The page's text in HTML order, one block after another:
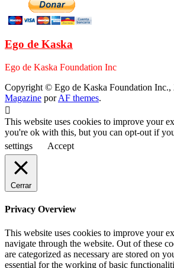
Ego de Kaska
Ego de Kaska Foundation Inc
Copyright © Ego de Kaska Foundation Inc.,
Magazine porAF themes.
This website uses cookies to improve your
you're ok with this, but you can opt-out if
settings
Accept
Cerrar
Privacy Overview
This website uses cookies to improve your
navigate through the website. Out of these
are categorized as necessary are stored on
essential for the working of basic